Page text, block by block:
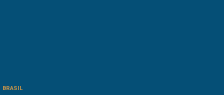
BRASIL